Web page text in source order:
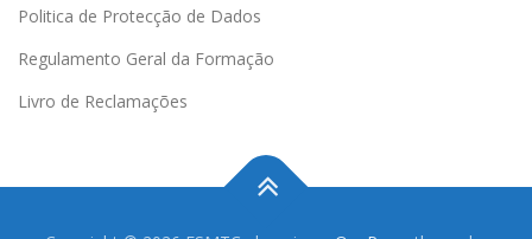
Politica de Protecção de Dados
Regulamento Geral da Formação
Livro de Reclamações